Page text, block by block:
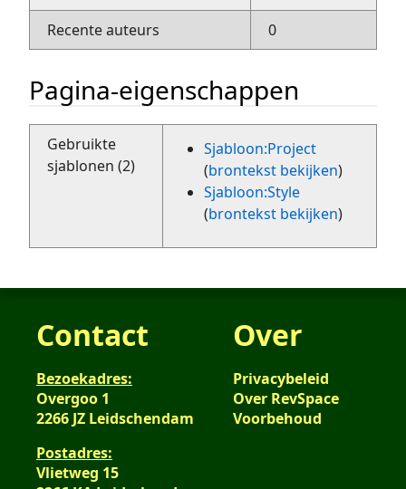
Recente auteurs 0
Pagina-eigenschappen
Gebruikte
sjablonen (2)
Sjabloon:Project
(brontekst bekijken)
Sjabloon:Style
(brontekst bekijken)
Contact
Bezoekadres:
Overgoo 1
2266 JZ Leidschendam
Postadres:
Vlietweg 15
Over
Privacybeleid
Over RevSpace
Voorbehoud